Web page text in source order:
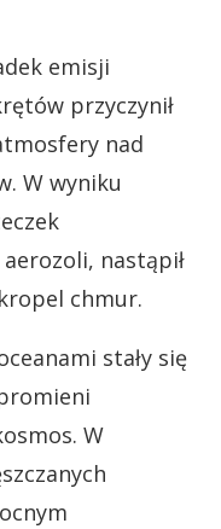
emisji
przyczynił
nad
W wyniku
nastąpił
chmur.
stały się
W